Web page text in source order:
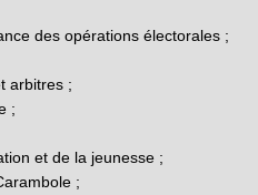
des opérations électorales ;
arbitres ;
;
et de la jeunesse ;
;